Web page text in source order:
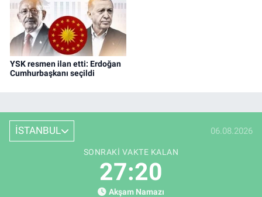
YSK resmen ilan etti: Erdoğan
Cumhurbaşkanı seçildi
İSTANBUL 06.08.2026
SONRAKI VAKTE KALAN
27:19
Akşam Namazı